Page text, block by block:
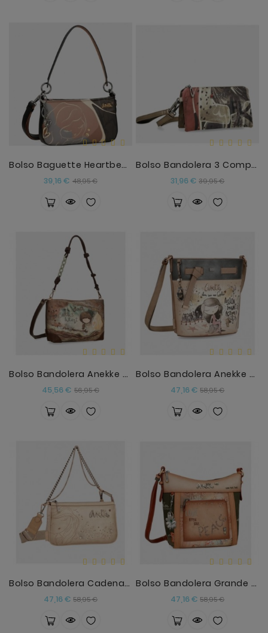
Bolso Baguette Heartbeat Anekke
39,16 € Precio
48,95 €Precio
Bolso Bandolera 3 Compartimentos Imaginary Anekke
31,96 € Precio
39,95 €Precio
Bolso Bandolera Anekke Core Anekke
45,56 € Precio
56,95 €Precio
Bolso Bandolera Anekke Hollywood
47,16 € Precio
58,95 €Precio
Bolso Bandolera Cadena Hollywood Nude
47,16 € Precio
58,95 €Precio
Bolso Bandolera Grande Anekke Peace And Love
47,16 € Precio
58,95 €Precio